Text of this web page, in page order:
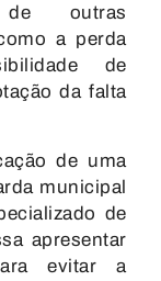
outras
a perda
de
da falta
de uma
municipal
de
apresentar
evitar a